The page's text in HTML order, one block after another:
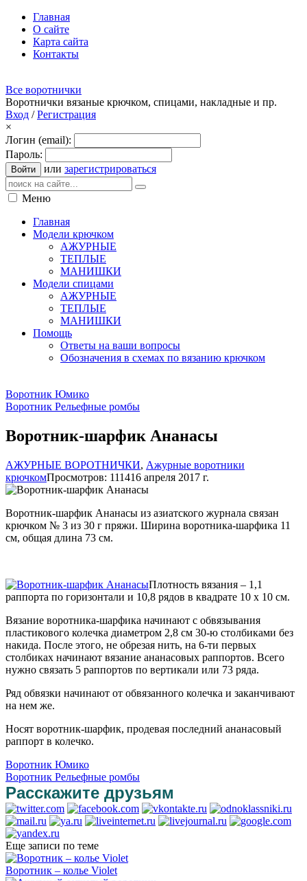
Главная
О сайте
Карта сайта
Контакты
Все воротнички
Воротнички вязаные крючком, спицами, накладные и пр.
Вход /Регистрация
×
Логин (email):
Пароль:
Войти или зарегистрироваться
Меню
Главная
Модели крючком
АЖУРНЫЕ
ТЕПЛЫЕ
МАНИШКИ
Модели спицами
АЖУРНЫЕ
ТЕПЛЫЕ
МАНИШКИ
Помощь
Ответы на ваши вопросы
Обозначения в схемах по вязанию крючком
Воротник Юмико
Воротник Рельефные ромбы
Воротник-шарфик Ананасы
АЖУРНЫЕ ВОРОТНИЧКИ, Ажурные воротники
крючкомПросмотров: 111416 апреля 2017 г.
Воротник-шарфик Ананасы из азиатского журнала связан
крючком № 3 из 30 г пряжи. Ширина воротника-шарфика 11
см, общая длина 73 см.
Плотность вязания – 1,1
раппорта по горизонтали и 10,8 рядов в квадрате 10 х 10 см.
Вязание воротника-шарфика начинают с обвязывания
пластикового колечка диаметром 2,8 см 30-ю столбиками без
накида. После этого, не обрезая нить, на 6-ти первых
столбиках начинают вязание ананасовых раппортов. Всего
нужно связать 5 раппортов по вертикали или 73 ряда.
Ряд обвязки начинают от обвязанного колечка и заканчивают
на нем же.
Носят воротник-шарфик, продевая последний ананасовый
раппорт в колечко.
Воротник Юмико
Воротник Рельефные ромбы
Расскажите друзьям
Еще записи по теме
Воротник – колье Violet